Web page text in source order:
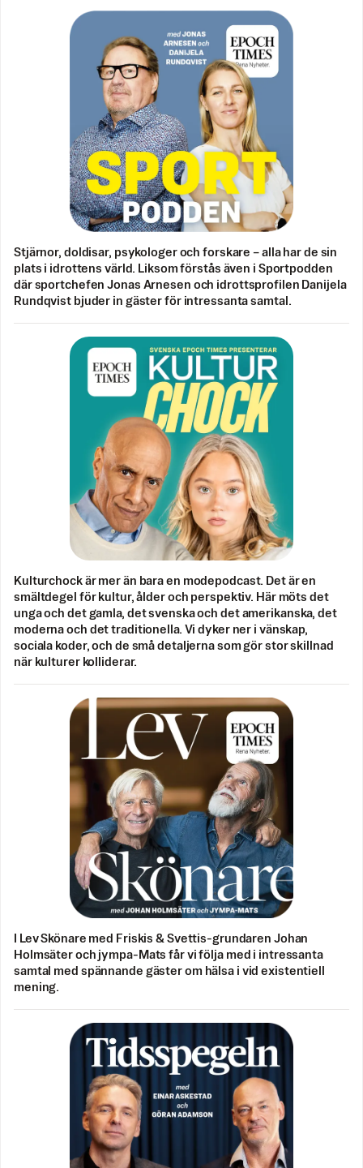
Stjärnor, doldisar, psykologer och forskare – alla har de sin
plats i idrottens värld. Liksom förstås även i Sportpodden
där sportchefen Jonas Arnesen och idrottsprofilen Danijela
Rundqvist bjuder in gäster för intressanta samtal.
Kulturchock är mer än bara en modepodcast. Det är en
smältdegel för kultur, ålder och perspektiv. Här möts det
unga och det gamla, det svenska och det amerikanska, det
moderna och det traditionella. Vi dyker ner i vänskap,
sociala koder, och de små detaljerna som gör stor skillnad
när kulturer kolliderar.
I Lev Skönare med Friskis & Svettis-grundaren Johan
Holmsäter och jympa-Mats får vi följa med i intressanta
samtal med spännande gäster om hälsa i vid existentiell
mening.